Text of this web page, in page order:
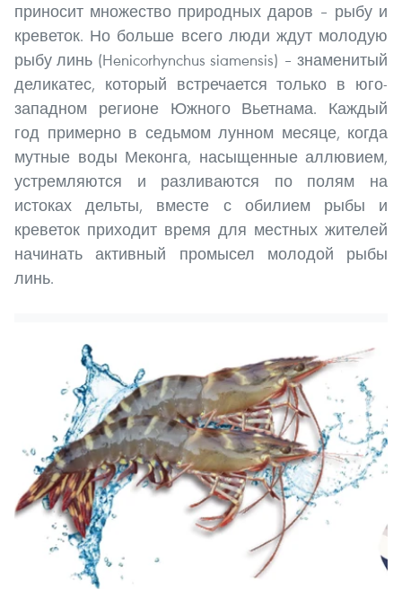
приносит множество природных даров – рыбу и
креветок. Но больше всего люди ждут молодую
рыбу линь (Henicorhynchus siamensis) – знаменитый
деликатес, который встречается только в юго-
западном регионе Южного Вьетнама. Каждый
год примерно в седьмом лунном месяце, когда
мутные воды Меконга, насыщенные аллювием,
устремляются и разливаются по полям на
истоках дельты, вместе с обилием рыбы и
креветок приходит время для местных жителей
начинать активный промысел молодой рыбы
линь.